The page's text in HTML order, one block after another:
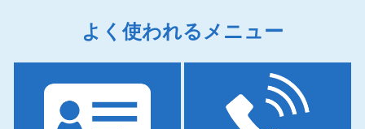
を掲載しました。
「令和８年９月中における猟銃等(経験者)講習会の開催に
ついて」を掲載しました。
「令和８年７月中における猟銃等(初心者)講習会の受付終
了について」
「試験コース改修工事に伴う運転免許技
能試験再開及び中止継続のお知らせ」
よく使われるメニュー